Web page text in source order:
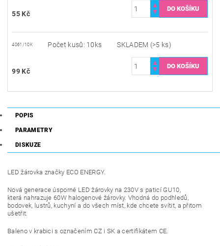
55 Kč
4061/10K Počet kusů: 10ks SKLADEM (>5 ks)
99 Kč
POPIS
PARAMETRY
DISKUZE
LED žárovka značky ECO ENERGY.
Nová generace úsporné LED žárovky na 230V s paticí GU10,
která nahrazuje 60W halogenové žárovky. Vhodná do podhledů,
bodovek, lustrů, kuchyní a do všech míst, kde chcete svítit, a přitom
ušetřit.
Baleno v krabici s označením CZ i SK a certifikátem CE.